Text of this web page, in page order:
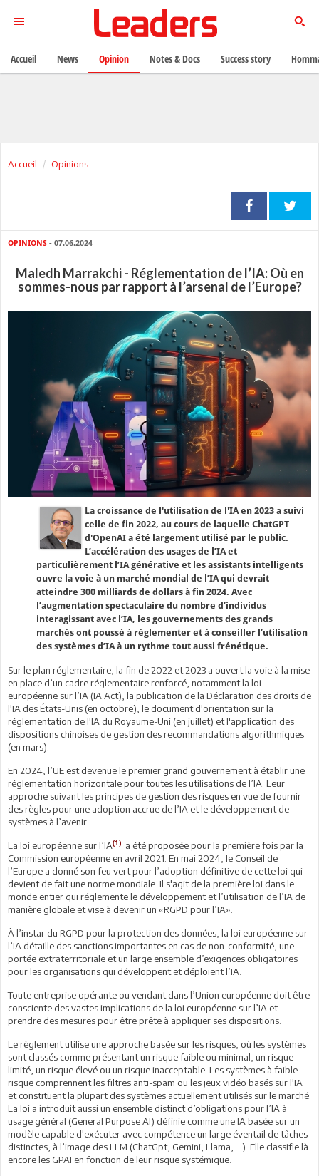
Accueil Opinions
OPINIONS - 07.06.2024
Maledh Marrakchi - Réglementation de l’IA: Où en
sommes-nous par rapport à l’arsenal de l’Europe?
La croissance de l'utilisation de l'IA en 2023 a suivi
celle de fin 2022, au cours de laquelle ChatGPT
d'OpenAI a été largement utilisé par le public.
L’accélération des usages de l’IA et
particulièrement l’IA générative et les assistants intelligents
ouvre la voie à un marché mondial de l’IA qui devrait
atteindre 300 milliards de dollars à fin 2024. Avec
l’augmentation spectaculaire du nombre d’individus
interagissant avec l’IA, les gouvernements des grands
marchés ont poussé à réglementer et à conseiller l’utilisation
des systèmes d’IA à un rythme tout aussi frénétique.
Sur le plan réglementaire, la fin de 2022 et 2023 a ouvert la voie à la mise
en place d’un cadre réglementaire renforcé, notamment la loi
européenne sur l’IA (IA Act), la publication de la Déclaration des droits de
l'IA des États-Unis (en octobre), le document d'orientation sur la
réglementation de l'IA du Royaume-Uni (en juillet) et l'application des
dispositions chinoises de gestion des recommandations algorithmiques
(en mars).
En 2024, l’UE est devenue le premier grand gouvernement à établir une
réglementation horizontale pour toutes les utilisations de l’IA. Leur
approche suivant les principes de gestion des risques en vue de fournir
des règles pour une adoption accrue de l’IA et le développement de
systèmes à l’avenir.
La loi européenne sur l’IA(1)
a été proposée pour la première fois par la
Commission européenne en avril 2021. En mai 2024, le Conseil de
l’Europe a donné son feu vert pour l’adoption définitive de cette loi qui
devient de fait une norme mondiale. Il s'agit de la première loi dans le
monde entier qui réglemente le développement et l’utilisation de l’IA de
manière globale et vise à devenir un «RGPD pour l’IA».
À l’instar du RGPD pour la protection des données, la loi européenne sur
l’IA détaille des sanctions importantes en cas de non-conformité, une
portée extraterritoriale et un large ensemble d’exigences obligatoires
pour les organisations qui développent et déploient l’IA.
Toute entreprise opérante ou vendant dans l’Union européenne doit être
consciente des vastes implications de la loi européenne sur l’IA et
prendre des mesures pour être prête à appliquer ses dispositions.
Le règlement utilise une approche basée sur les risques, où les systèmes
sont classés comme présentant un risque faible ou minimal, un risque
limité, un risque élevé ou un risque inacceptable. Les systèmes à faible
risque comprennent les filtres anti-spam ou les jeux vidéo basés sur l'IA
et constituent la plupart des systèmes actuellement utilisés sur le marché.
La loi a introduit aussi un ensemble distinct d’obligations pour l’IA à
usage général (General Purpose AI) définie comme une IA basée sur un
modèle capable d'exécuter avec compétence un large éventail de tâches
distinctes, à l’image des LLM (ChatGpt, Gemini, Llama, …). Elle classifie là
encore les GPAI en fonction de leur risque systémique.
Accueil News Opinion Notes & Docs Success story